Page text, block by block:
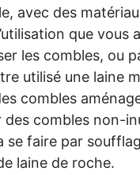
avec des
que vous
les combles, ou
utilisé une laine
combles
des combles non-
se faire par
laine de roche.